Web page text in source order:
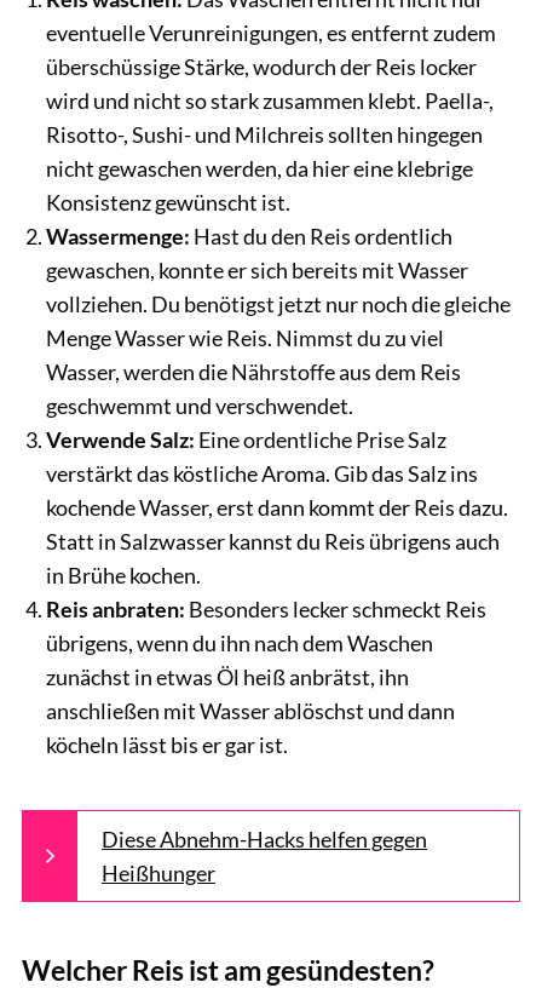
eventuelle Verunreinigungen, es entfernt zudem
überschüssige Stärke, wodurch der Reis locker
wird und nicht so stark zusammen klebt. Paella-,
Risotto-, Sushi- und Milchreis sollten hingegen
nicht gewaschen werden, da hier eine klebrige
Konsistenz gewünscht ist.
Wassermenge: Hast du den Reis ordentlich
gewaschen, konnte er sich bereits mit Wasser
vollziehen. Du benötigst jetzt nur noch die gleiche
Menge Wasser wie Reis. Nimmst du zu viel
Wasser, werden die Nährstoffe aus dem Reis
geschwemmt und verschwendet.
Verwende Salz: Eine ordentliche Prise Salz
verstärkt das köstliche Aroma. Gib das Salz ins
kochende Wasser, erst dann kommt der Reis dazu.
Statt in Salzwasser kannst du Reis übrigens auch
in Brühe kochen.
Reis anbraten: Besonders lecker schmeckt Reis
übrigens, wenn du ihn nach dem Waschen
zunächst in etwas Öl heiß anbrätst, ihn
anschließen mit Wasser ablöschst und dann
köcheln lässt bis er gar ist.
Diese Abnehm-Hacks helfen gegen
Heißhunger
Welcher Reis ist am gesündesten?